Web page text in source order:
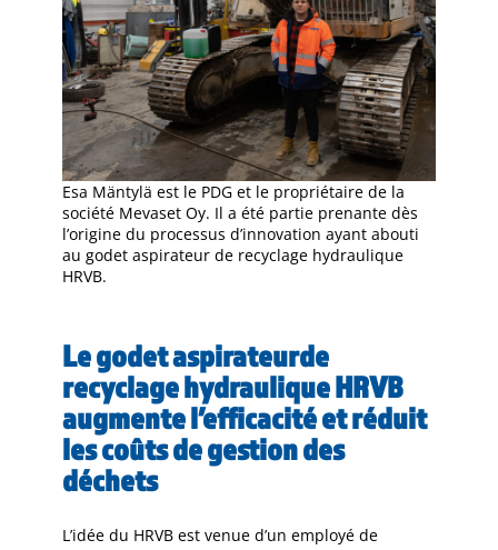
Esa Mäntylä est le PDG et le propriétaire de la
société Mevaset Oy. Il a été partie prenante dès
l’origine du processus d’innovation ayant abouti
au godet aspirateur de recyclage hydraulique
HRVB.
Le godet aspirateurde
recyclage hydraulique HRVB
augmente l’efficacité et réduit
les coûts de gestion des
déchets
L’idée du HRVB est venue d’un employé de